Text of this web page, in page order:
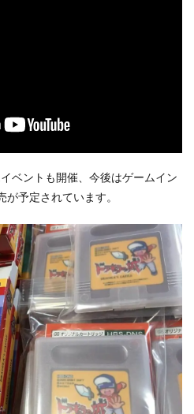
ベントも開催、今後はゲームイン
予定されています。